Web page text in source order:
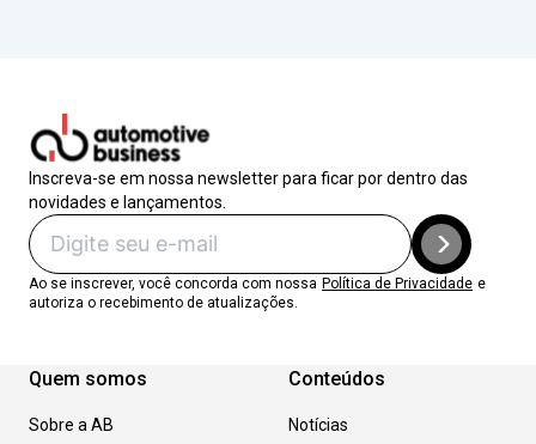
Inscreva-se em nossa newsletter para ficar por dentro das
novidades e lançamentos.
Ao se inscrever, você concorda com nossa Política de Privacidade e
autoriza o recebimento de atualizações.
Quem somos
Sobre a AB
Conteúdos
Notícias